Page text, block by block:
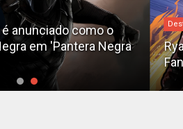
o novo Motoqueiro
#DC